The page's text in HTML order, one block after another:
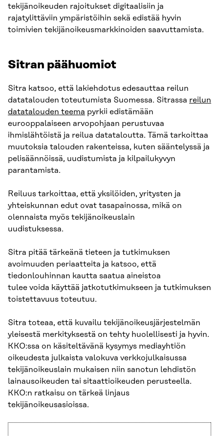
tekijänoikeuden rajoitukset digitaalisiin ja
rajatylittäviin ympäristöihin sekä edistää hyvin
toimivien tekijänoikeusmarkkinoiden saavuttamista.
Sitran päähuomiot
Sitra katsoo, että lakiehdotus edesauttaa reilun
datatalouden toteutumista Suomessa. Sitrassa reilun
datatalouden teema pyrkii edistämään
eurooppalaiseen arvopohjaan perustuvaa
ihmislähtöistä ja reilua datataloutta. Tämä tarkoittaa
muutoksia talouden rakenteissa, kuten sääntelyssä ja
pelisäännöissä, uudistumista ja kilpailukyvyn
parantamista.
Reiluus tarkoittaa, että yksilöiden, yritysten ja
yhteiskunnan edut ovat tasapainossa, mikä on
olennaista myös tekijänoikeuslain
uudistuksessa.
Sitra pitää tärkeänä tieteen ja tutkimuksen
avoimuuden periaatteita ja katsoo, että
tiedonlouhinnan kautta saatua aineistoa
tulee voida käyttää jatkotutkimukseen ja tutkimuksen
toistettavuus toteutuu.
Sitra toteaa, että kuvailu tekijänoikeusjärjestelmän
yleisestä merkityksestä on tehty huolellisesti ja hyvin.
KKO:ssa on käsiteltävänä kysymys mediayhtiön
oikeudesta julkaista valokuva verkkojulkaisussa
tekijänoikeuslain mukaisen niin sanotun lehdistön
lainausoikeuden tai sitaattioikeuden perusteella.
KKO:n ratkaisu on tärkeä linjaus
tekijänoikeusasioissa.